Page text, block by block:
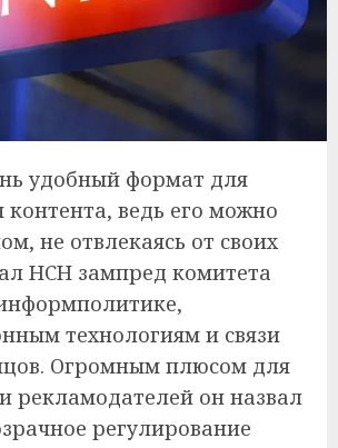
удобный формат для
контента, ведь его можно
не отвлекаясь от своих
НСН зампред комитета
технологиям и связи
Огромным плюсом для
рекламодателей он назвал
регулирование